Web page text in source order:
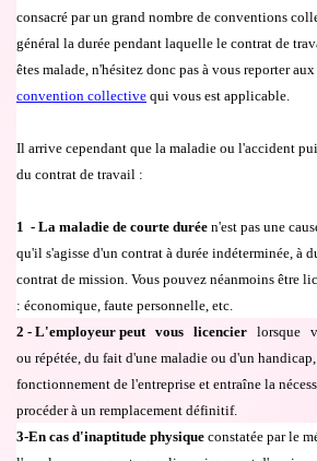
consacré par un grand nombre de conventions
général la durée pendant laquelle le contrat de
êtes malade, n'hésitez donc pas à vous reporter
convention collective qui vous est applicable.
Il arrive cependant que la maladie ou l'accident
du contrat de travail :
1 - La maladie de courte durée n'est pas une
qu'il s'agisse d'un contrat à durée indéterminée, à
contrat de mission. Vous pouvez néanmoins être
: économique, faute personnelle, etc.
2 - L'employeur peut vous licencier lorsque
ou répétée, du fait d'une maladie ou d'un
fonctionnement de l'entreprise et entraîne la né
procéderà un remplacement définitif.
3-En cas d'inaptitude physique constatée par le m